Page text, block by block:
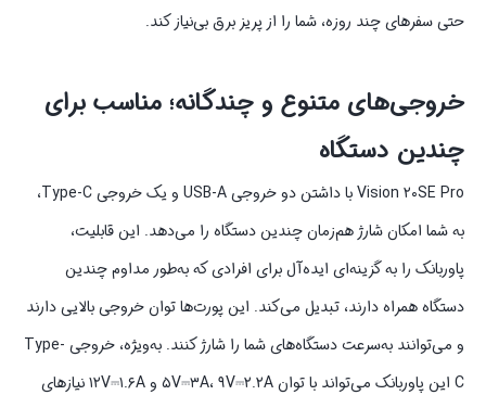
حتی سفرهای چند روزه، شما را از پریز برق بی‌نیاز کند.
خروجی‌های متنوع و چندگانه؛ مناسب برای
چندین دستگاه
Vision ۲۰SE Pro با داشتن دو خروجی USB-A و یک خروجی Type-C،
به شما امکان شارژ هم‌زمان چندین دستگاه را می‌دهد. این قابلیت،
پاوربانک را به گزینه‌ای ایده‌آل برای افرادی که به‌طور مداوم چندین
دستگاه همراه دارند، تبدیل می‌کند. این پورت‌ها توان خروجی بالایی دارند
و می‌توانند به‌سرعت دستگاه‌های شما را شارژ کنند. به‌ویژه، خروجی Type-
C این پاوربانک می‌تواند با توان ۵V⎓۳A، ۹V⎓۲.۲A و ۱۲V⎓۱.۶A نیازهای